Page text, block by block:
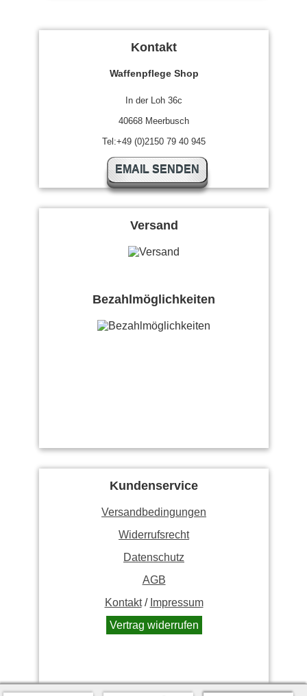
Kontakt
Waffenpflege Shop
In der Loh 36c
40668 Meerbusch
Tel:+49 (0)2150 79 40 945
EMAIL SENDEN
Versand
Bezahlmöglichkeiten
Kundenservice
Versandbedingungen
Widerrufsrecht
Datenschutz
AGB
Kontakt/ Impressum
Vertrag widerrufen